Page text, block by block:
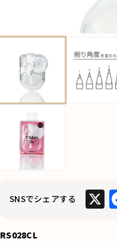
SNSでシェアする X
RS028CL